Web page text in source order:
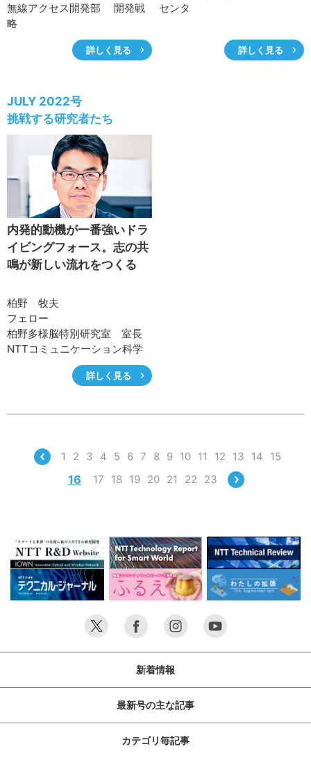
無線アクセス開発部 開発戦
略
詳しく見る
センタ
詳しく見る
JULY 2022号
挑戦する研究者たち
内発的動機が一番強いドラ
イビングフォース。志の共
鳴が新しい流れをつくる
柏野 牧夫
フェロー
柏野多様脳特別研究室 室長
NTTコミュニケーション科学
詳しく見る
1 2 3 4 5 6 7 8 9 10 11 12 13 14 15
16 17 18 19 20 21 22 23
新着情報
最新号の主な記事
カテゴリ毎記事